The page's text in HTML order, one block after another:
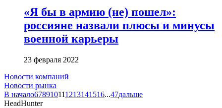
«Я бы в армию (не) пошел»:
россияне назвали плюсы и минусы
военной карьеры
23 февраля 2022
Новости компаний
Новости рынка
В начало678910111213141516...47дальше
HeadHunter